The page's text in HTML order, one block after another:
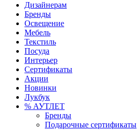
Дизайнерам
Бренды
Освещение
Мебель
Текстиль
Посуда
Интерьер
Сертификаты
Акции
Новинки
Лукбук
% АУТЛЕТ
Бренды
Подарочные сертификаты